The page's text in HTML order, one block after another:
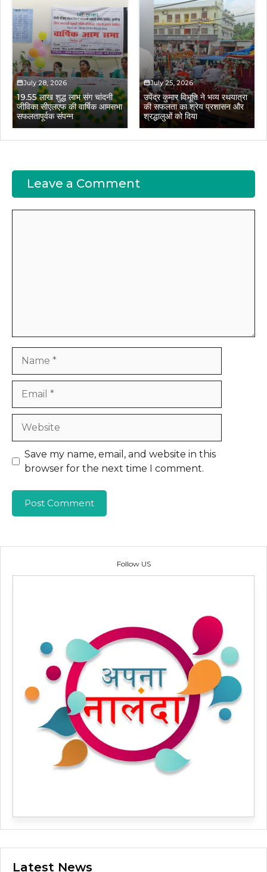
July 28, 2026
19.55 लाख शुद्ध लाभ संग चांदनी
जीविका सीएलएफ की वार्षिक आमसभा
सफलतापूर्वक संपन्न
July 25, 2026
उपेंद्र कुमार विभूति ने भव्य रथयात्रा
की सफलता का श्रेय प्रशासन और
श्रद्धालुओं को दिया
Leave a Comment
Save my name, email, and website in this
browser for the next time I comment.
Follow US
Latest News